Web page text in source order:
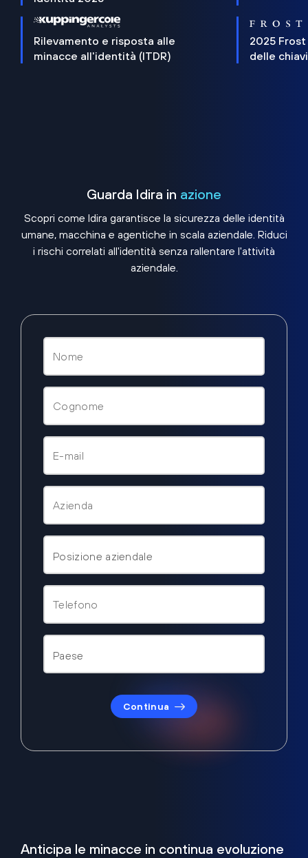
Rilevamento e risposta alle
minacce all'identità (ITDR)
2025 Frost
delle
Guarda Idira in azione
Scopri come Idira garantisce la sicurezza delle identità
umane, macchina e agentiche in scala aziendale. Riduci
i rischi correlati all'identità senza rallentare l'attività
aziendale.
Continua
Anticipa le minacce in continua evoluzione